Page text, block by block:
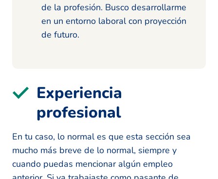
de la profesión. Busco desarrollarme
en un entorno laboral con proyección
de futuro.
Experiencia
profesional
En tu caso, lo normal es que esta sección sea
mucho más breve de lo normal, siempre y
cuando puedas mencionar algún empleo